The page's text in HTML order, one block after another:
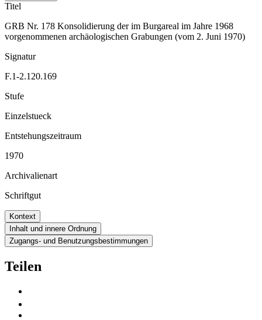
Titel
GRB Nr. 178 Konsolidierung der im Burgareal im Jahre 1968
vorgenommenen archäologischen Grabungen (vom 2. Juni 1970)
Signatur
F.1-2.120.169
Stufe
Einzelstueck
Entstehungszeitraum
1970
Archivalienart
Schriftgut
Kontext
Inhalt und innere Ordnung
Zugangs- und Benutzungsbestimmungen
Teilen